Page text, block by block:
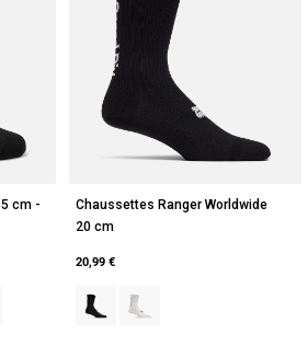
cm -
Blue.
of Berry.
type of Noir.
swatch type of Brun rouille.
Chaussettes Ranger Worldwide
20 cm
20,99 €
Product swatch type of Noir.
Product swatch type of